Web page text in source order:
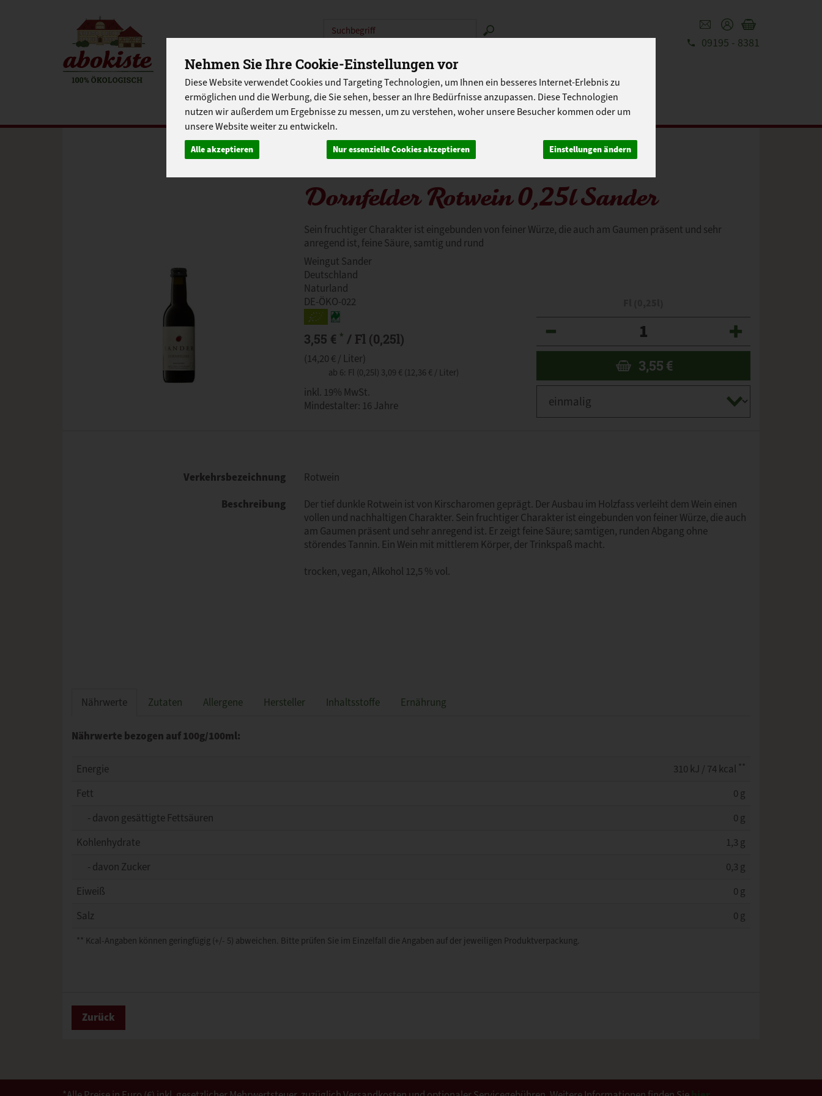
Nehmen Sie Ihre Cookie-Einstellungen vor
Diese Website verwendet Cookies und Targeting Technologien, um Ihnen ein besseres Internet-Erlebnis zu
ermöglichen und die Werbung, die Sie sehen, besser an Ihre Bedürfnisse anzupassen. Diese Technologien
nutzen wir außerdem um Ergebnisse zu messen, um zu verstehen, woher unsere Besucher kommen oder um
unsere Website weiter zu entwickeln.
Alle akzeptieren Nur essenzielle Cookies akzeptieren Einstellungen ändern
Produkt
09195 - 8381
EINKAUFEN ABOKISTEN SO GEHT'S ÜBER UNS
EU-SCHULPROGRAMM
Dornfelder Rotwein 0,25l Sander
Sein fruchtiger Charakter ist eingebunden von feiner Würze, die auch am Gaumen präsent und sehr
anregend ist, feine Säure, samtig und rund
Weingut Sander
Deutschland
Naturland
DE-ÖKO-022
3,55 € * / Fl (0,25l)
(14,20 € / Liter)
ab 6: Fl (0,25l) 3,09 € (12,36 € / Liter)
inkl. 19% MwSt.
Mindestalter: 16 Jahre
3,55 €
Verkehrsbezeichnung
Rotwein
Beschreibung
Der tief dunkle Rotwein ist von Kirscharomen geprägt. Der Ausbau im Holzfass verleiht dem Wein einen
vollen und nachhaltigen Charakter. Sein fruchtiger Charakter ist eingebunden von feiner Würze, die auch
am Gaumen präsent und sehr anregend ist. Er zeigt feine Säure; samtigen, runden Abgang ohne
störendes Tannin. Ein Wein mit mittlerem Körper, der Trinkspaß macht.
trocken, vegan, Alkohol 12,5 % vol.
Nährwerte Zutaten Allergene Hersteller Inhaltsstoffe Ernährung
Nährwerte bezogen auf 100g/100ml:
Energie 310 kJ / 74 kcal **
Fett
0 g
- davon gesättigte Fettsäuren
0 g
Kohlenhydrate
1,3 g
- davon Zucker
0,3 g
Eiweiß
0 g
Salz
0 g
** Kcal-Angaben können geringfügig (+/- 5) abweichen. Bitte prüfen Sie im Einzelfall die Angaben auf der jeweiligen Produktverpackung.
Zurück